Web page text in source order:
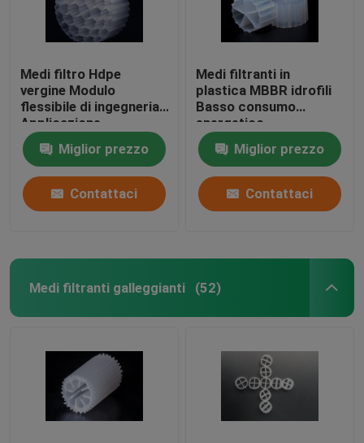
Medi filtro Hdpe
vergine Modulo
flessibile di ingegneria
Applicazione
Resistenza agli urti
Miglior prezzo
Contattaci
Medi filtranti in
plastica MBBR idrofili
Basso consumo
energetico
Miglior prezzo
Contattaci
Medi filtranti galleggianti (52)